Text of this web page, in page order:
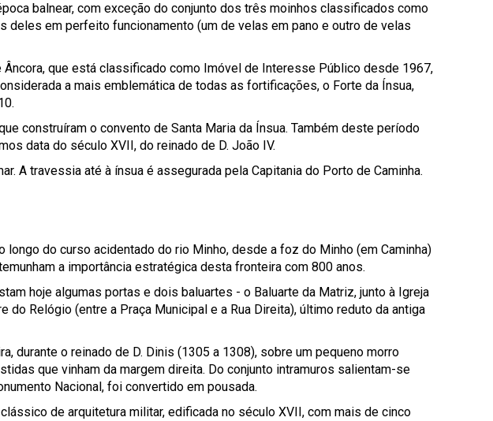
balnear, com exceção do conjunto dos três moinhos classificados como
em perfeito funcionamento (um de velas em pano e outro de velas
Âncora, que está classificado como Imóvel de Interesse Público desde 1967,
a mais emblemática de todas as fortificações, o Forte da Ínsua,
construíram o convento de Santa Maria da Ínsua. Também deste período
data do século XVII, do reinado de D. João IV.
A travessia até à ínsua é assegurada pela Capitania do Porto de Caminha.
do curso acidentado do rio Minho, desde a foz do Minho (em Caminha)
a importância estratégica desta fronteira com 800 anos.
hoje algumas portas e dois baluartes - o Baluarte da Matriz, junto à Igreja
Relógio (entre a Praça Municipal e a Rua Direita), último reduto da antiga
durante o reinado de D. Dinis (1305 a 1308), sobre um pequeno morro
que vinham da margem direita. Do conjunto intramuros salientam-se
Nacional, foi convertido em pousada.
de arquitetura militar, edificada no século XVII, com mais de cinco